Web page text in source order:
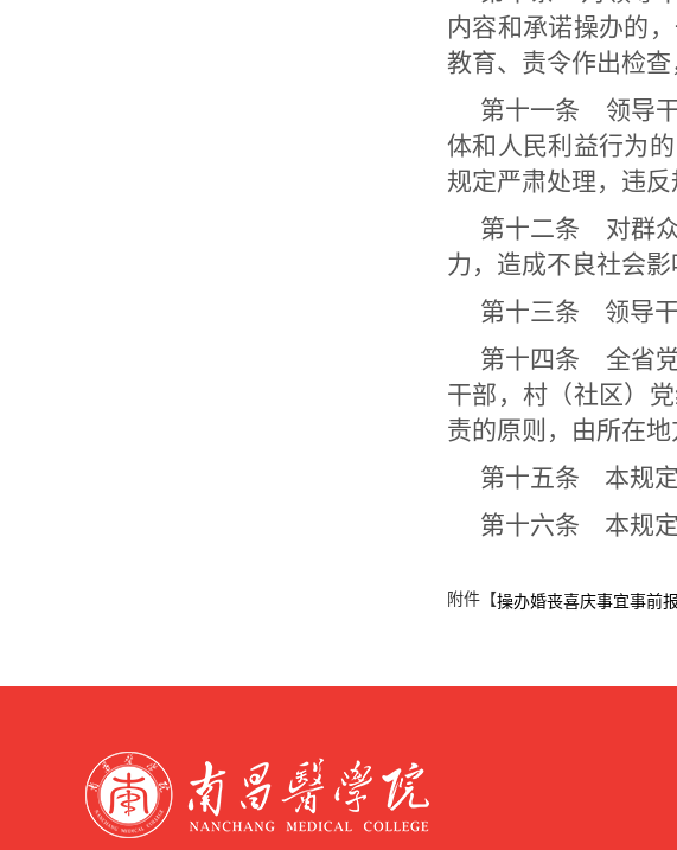
内容和承诺操办的
教育、责令作出检查
第十一条 领导
体和人民利益行为
规定严肃处理，违
第十二条 对群
力，造成不良社会
第十三条 领导干
第十四条 全省
干部，村（社区）
责的原则，由所在
第十五条 本规定
第十六条 本规定
附件【操办婚丧喜庆事宜事前